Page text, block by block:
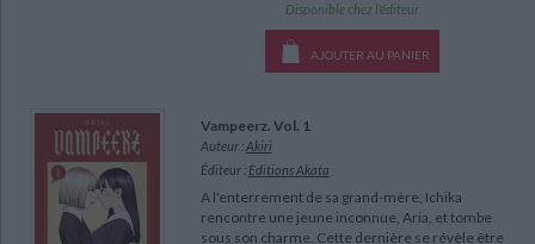
CHARGEMENT...
Disponible chez l'éditeur
AJOUTER AU PANIER
Vampeerz. Vol. 1
Auteur :Akiri
Éditeur : Editions Akata
A l'enterrement de sa grand-mère, Ichika
rencontre une jeune inconnue, Aria, et tombe
sous son charme. Cette dernière se révèle être